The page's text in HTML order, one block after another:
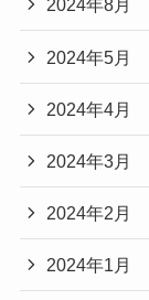
田中碧さん
名前 田
生年
月日
１
０
地
そうい
Rayより
まとめ
2024年8月
2024年5月
2024年4月
2024年3月
2024年2月
2024年1月